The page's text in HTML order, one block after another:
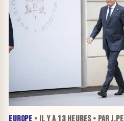
EUROPE • IL Y A 13 HEURES• PAR J.PE